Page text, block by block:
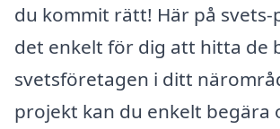
du kommit rätt! Här på svets-
det enkelt för dig att hitta de
svetsföretagen i ditt
projekt kan du enkelt begära